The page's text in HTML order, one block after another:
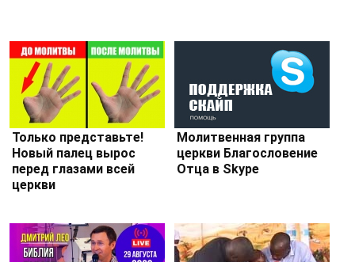
Только представьте!
Новый палец вырос
перед глазами всей
церкви
Молитвенная группа
церкви Благословение
Отца в Skype